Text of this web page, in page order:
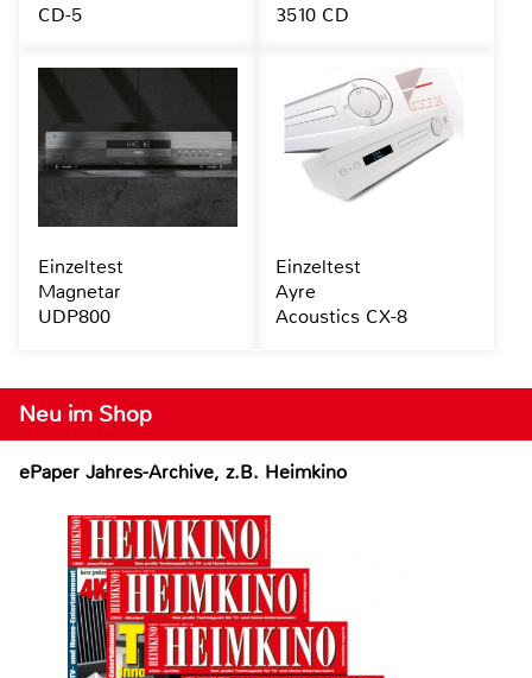
Neu im Shop
ePaper Jahres-Archive, z.B. Heimkino
CD-5
3510 CD
Einzeltest
Magnetar
UDP800
Einzeltest
Ayre
Acoustics CX-8